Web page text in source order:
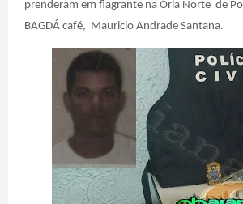
prenderam em flagrante na Orla Norte de
BAGDÁ café, Mauricio Andrade Santana.